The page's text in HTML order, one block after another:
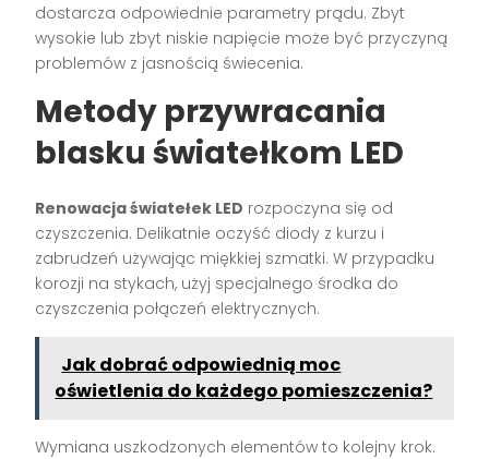
dostarcza odpowiednie parametry prądu. Zbyt
wysokie lub zbyt niskie napięcie może być przyczyną
problemów z jasnością świecenia.
Metody przywracania
blasku światełkom LED
Renowacja światełek LED rozpoczyna się od
czyszczenia. Delikatnie oczyść diody z kurzu i
zabrudzeń używając miękkiej szmatki. W przypadku
korozji na stykach, użyj specjalnego środka do
czyszczenia połączeń elektrycznych.
Jak dobrać odpowiednią moc
oświetlenia do każdego pomieszczenia?
Wymiana uszkodzonych elementów to kolejny krok.